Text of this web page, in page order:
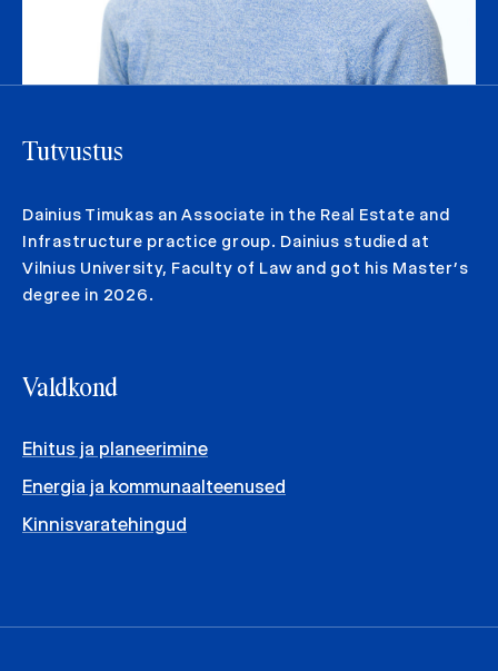
Tutvustus
Dainius Timukas an Associate in the Real Estate and
Infrastructure practice group. Dainius studied at
Vilnius University, Faculty of Law and got his Master’s
degree in 2026.
Valdkond
Ehitus ja planeerimine
Energia ja kommunaalteenused
Kinnisvaratehingud